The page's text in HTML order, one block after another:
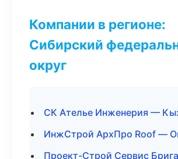
Компании в регионе:
Сибирский
округ
СК Ателье Инженерия —
ИнжСтрой АрхПро Roof —
Проект-Строй Сервис